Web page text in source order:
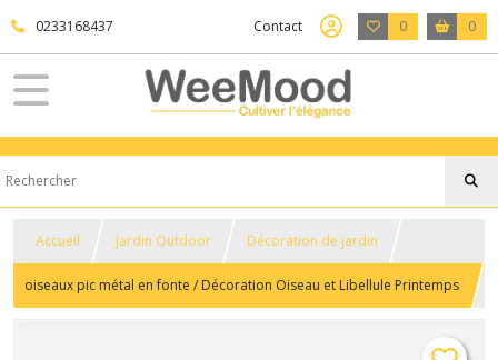
0233168437 Contact 0 0
Accueil Jardin Outdoor Décoration de jardin
oiseaux pic métal en fonte / Décoration Oiseau et Libellule Printemps